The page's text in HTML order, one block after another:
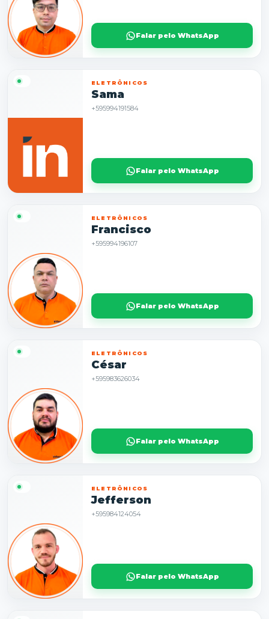
Falar pelo WhatsApp
ELETRÔNICOS
Sama
+595994191584
Falar pelo WhatsApp
ELETRÔNICOS
Francisco
+595994196107
Falar pelo WhatsApp
ELETRÔNICOS
César
+595983626034
Falar pelo WhatsApp
ELETRÔNICOS
Jefferson
+595984124054
Falar pelo WhatsApp